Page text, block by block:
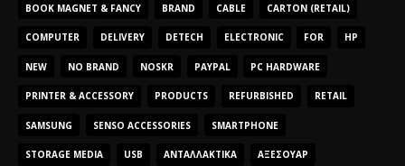
BOOK MAGNET & FANCY BRAND CABLE CARTON (RETAIL)
COMPUTER DELIVERY DETECH ELECTRONIC FOR HP
NEW NO BRAND NOSKR PAYPAL PC HARDWARE
PRINTER & ACCESSORY PRODUCTS REFURBISHED RETAIL
SAMSUNG SENSO ACCESSORIES SMARTPHONE
STORAGE MEDIA USB ΑΝΤΑΛΛΑΚΤΙΚΆ ΑΞΕΣΟΥΆΡ